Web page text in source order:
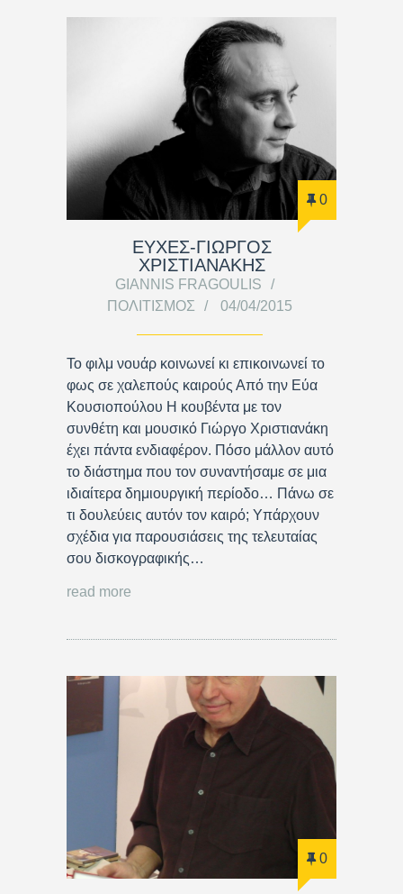
0
ΕΥΧΕΣ-ΓΙΩΡΓΟΣ
ΧΡΙΣΤΙΑΝΑΚΗΣ
GIANNIS FRAGOULIS
ΠΟΛΙΤΙΣΜΌΣ
04/04/2015
Το φιλμ νουάρ κοινωνεί κι επικοινωνεί το
φως σε χαλεπούς καιρούς Από την Εύα
Κουσιοπούλου Η κουβέντα με τον
συνθέτη και μουσικό Γιώργο Χριστιανάκη
έχει πάντα ενδιαφέρον. Πόσο μάλλον αυτό
το διάστημα που τον συναντήσαμε σε μια
ιδιαίτερα δημιουργική περίοδο… Πάνω σε
τι δουλεύεις αυτόν τον καιρό; Υπάρχουν
σχέδια για παρουσιάσεις της τελευταίας
σου δισκογραφικής…
read more
0